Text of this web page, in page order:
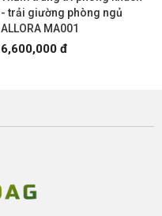
- trải giường phòng ngủ
ALLORA MA001
6,600,000 đ